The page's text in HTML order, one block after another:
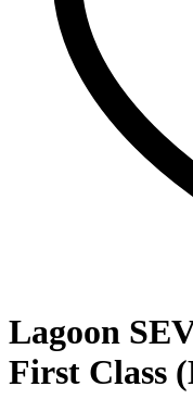
Lagoon
First Class